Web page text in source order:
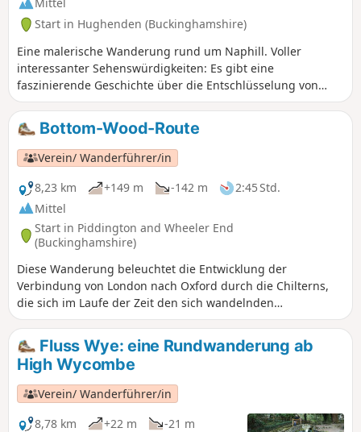
Start in Hughenden (Buckinghamshire)
Eine malerische Wanderung rund um Naphill. Voller
interessanter Sehenswürdigkeiten: Es gibt eine
faszinierende Geschichte über die Entschlüsselung von
Codes im Zweiten Weltkrieg, und Sie kommen am Haus
eines berühmten Bildhauers und einem Musikcamp vorbei.
Bottom-Wood-Route
Verein/ Wanderführer/in
8,23 km
+149 m -142 m
2:45 Std.
Mittel
Start in Piddington and Wheeler End
(Buckinghamshire)
Diese Wanderung beleuchtet die Entwicklung der
Verbindung von London nach Oxford durch die Chilterns,
die sich im Laufe der Zeit den sich wandelnden
Bedürfnissen angepasst hat. Über die Jahrhunderte hinweg
wurde auf verschiedenen Routen versucht, den einfachsten
Weg über die Chiltern Hills zu finden. Unmittelbar südlich
des Startpunkts verlief früher eine Römerstraße. Heinrich II.
ließ eine Straße von London zu seinem Palast in Woodstock
bauen, und es gab alte Packpferdewege, Kutschenrouten,
Mautstraßen und heute eine Autobahn.
Fluss Wye: eine Rundwanderung ab
High Wycombe
Verein/ Wanderführer/in
8,78 km
+22 m
-21 m